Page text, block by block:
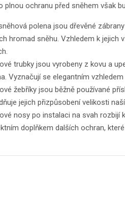
plnou ochranu před sněhem však
polena jsou dřevěné
hromad sněhu. Vzhledem k
trubky jsou vyrobeny z kovu a
Vyznačují se elegantním
žebříky jsou běžně používané
jejich přizpůsobení velikosti
nosy po instalaci na svah rozbijí
doplňkem dalších ochran,